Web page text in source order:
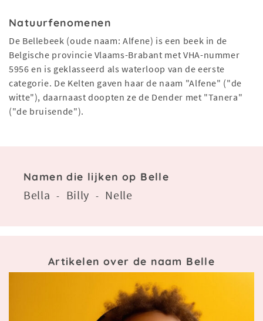
Natuurfenomenen
De Bellebeek (oude naam: Alfene) is een beek in de
Belgische provincie Vlaams-Brabant met VHA-nummer
5956 en is geklasseerd als waterloop van de eerste
categorie. De Kelten gaven haar de naam "Alfene" ("de
witte"), daarnaast doopten ze de Dender met "Tanera"
("de bruisende").
Namen die lijken op Belle
Bella - Billy - Nelle
Artikelen over de naam Belle